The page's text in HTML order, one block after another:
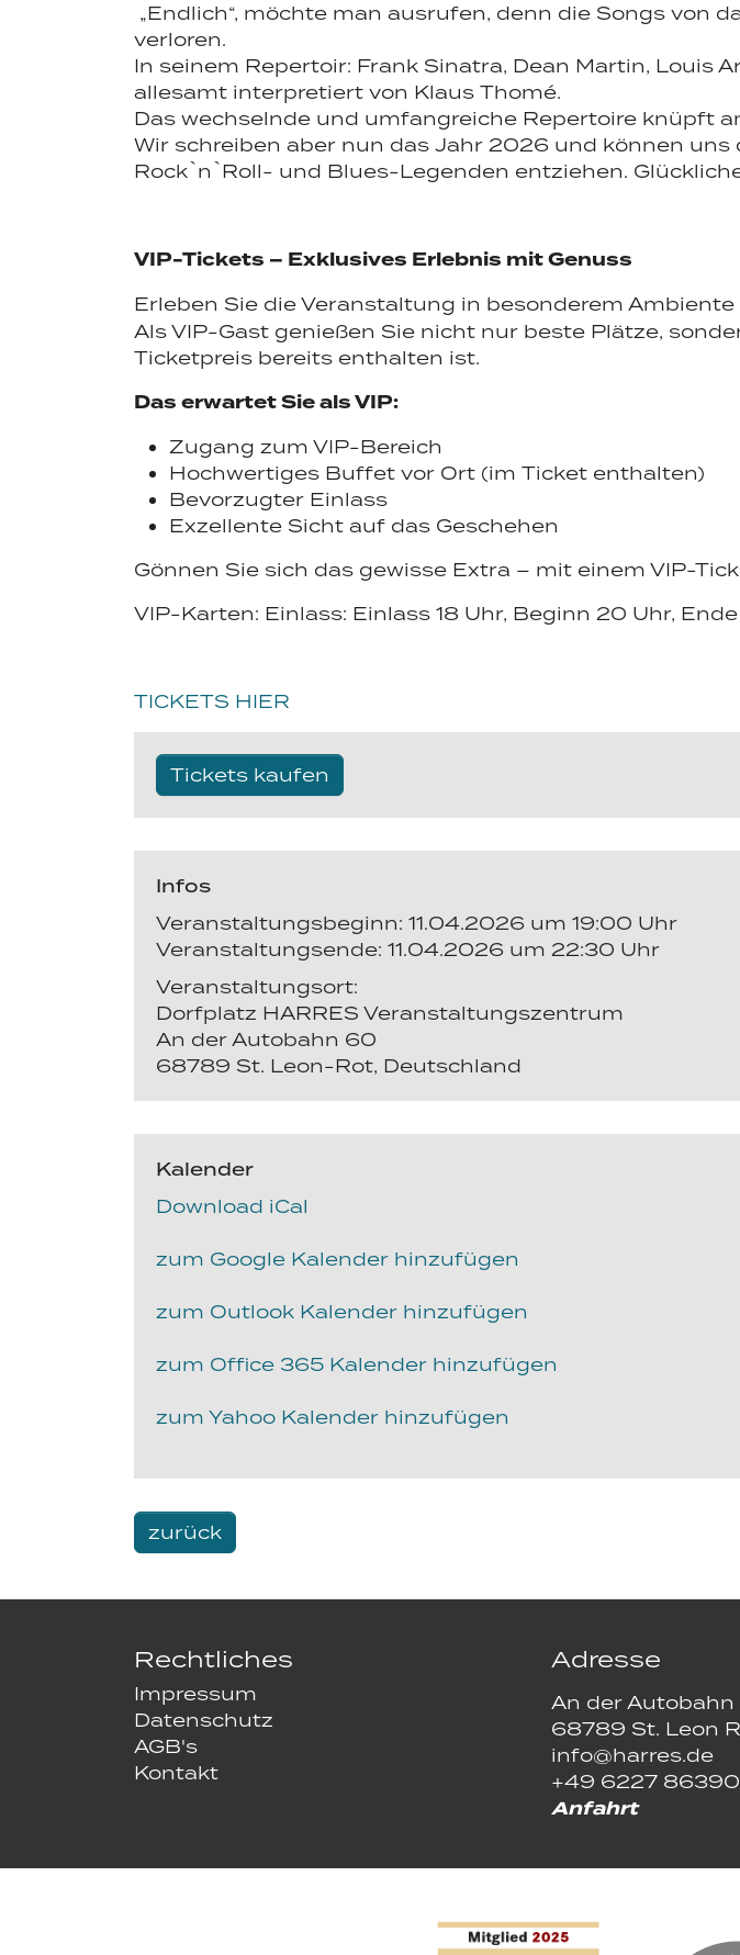
Harres Portfolio Veranstaltungen
„Endlich“, möchte man ausrufen, denn die Songs von
verloren.
In seinem Repertoir: Frank Sinatra, Dean Martin, Louis
allesamt interpretiert von Klaus Thomé.
Das wechselnde und umfangreiche Repertoire knüpft
Wir schreiben aber nun das Jahr 2026 und können
Rock`n`Roll- und Blues-Legenden entziehen.
VIP-Tickets – Exklusives Erlebnis mit Genuss
Erleben Sie die Veranstaltung in besonderem
Als VIP-Gast genießen Sie nicht nur beste Plätze,
Ticketpreis bereits enthalten ist.
Das erwartet Sie als VIP:
Zugang zum VIP-Bereich
Hochwertiges Buffet vor Ort (im Ticket enthalten)
Bevorzugter Einlass
Exzellente Sicht auf das Geschehen
Gönnen Sie sich das gewisse Extra – mit einem VIP-
VIP-Karten: Einlass: Einlass 18 Uhr, Beginn 20 Uhr,
TICKETS HIER
Tickets kaufen
Infos
Veranstaltungsbeginn: 11.04.2026 um 19:00 Uhr
Veranstaltungsende: 11.04.2026 um 22:30 Uhr
Veranstaltungsort:
Dorfplatz HARRES Veranstaltungszentrum
An der Autobahn 60
68789 St. Leon-Rot, Deutschland
Kalender
Download iCal
zum Google Kalender hinzufügen
zum Outlook Kalender hinzufügen
zum Office 365 Kalender hinzufügen
zum Yahoo Kalender hinzufügen
zurück
Rechtliches
Impressum
Datenschutz
AGB's
Kontakt
Adresse
An der
68789 St. Leon
info@harres.de
+49 6227 86390
Anfahrt